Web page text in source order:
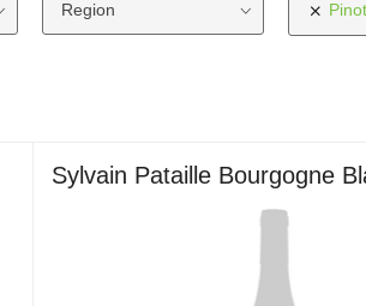
Region
Sylvain Pataille Bourgogne